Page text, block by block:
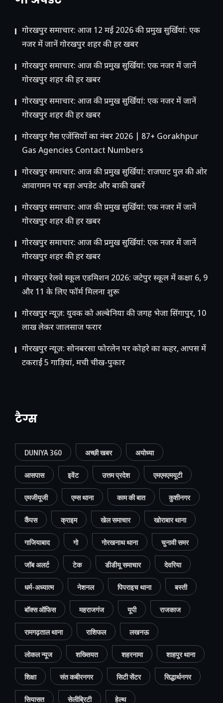
गोरखपुर समाचार: आज 12 मई 2026 की प्रमुख सुर्खियां: एक
नजर में जानें गोरखपुर शहर की हर खबर
गोरखपुर समाचार: आज की प्रमुख सुर्खियां: एक नजर में जानें
गोरखपुर शहर की हर खबर
गोरखपुर समाचार: आज की प्रमुख सुर्खियां: एक नजर में जानें
गोरखपुर शहर की हर खबर
गोरखपुर गैस एजेंसियों का नंबर 2026 | 87+ Gorakhpur
Gas Agencies Contact Numbers
गोरखपुर समाचार: आज की प्रमुख सुर्खियां: राजघाट पुल की ओर
आवागमन पर बड़ा अपडेट और बाकी खबरें
गोरखपुर समाचार: आज की प्रमुख सुर्खियां: एक नजर में जानें
गोरखपुर शहर की हर खबर
गोरखपुर समाचार: आज की प्रमुख सुर्खियां: एक नजर में जानें
गोरखपुर शहर की हर खबर
गोरखपुर रेलवे स्कूल एडमिशन 2026: जटेपुर स्कूल में कक्षा 6, 9
और 11 के लिए फॉर्म मिलना शुरू
गोरखपुर न्यूज़: युवक को अल्बेनिया की जगह भेजा सिंगापुर, 10
लाख लेकर जालसाज फरार
गोरखपुर न्यूज़: सोनबरसा फोरलेन पर कोहरे का कहर, आपस में
टकराईं 5 गाड़ियां, मची चीख-पुकार
टैग्स
DUNIYA 360 अच्छी खबर अयोध्या
आसपास इवेंट उत्तम प्रदेश एमएमएमयूटी
एमजीयूजी एम्स थाना काम की बात कुशीनगर
कैंपस क्राइम खेल समाचार खोराबार थाना
गाजियाबाद गो गोरखनाथ थाना चुनावी समर
जॉब अलर्ट टेक डीडीयू समाचार देवरिया
धर्म-अध्यात्म नेशनल पिपराइच थाना बस्ती
बॉक्स ऑफिस महराजगंज यूपी राजकाज
रामगढ़ताल थाना राशिफल लखनऊ
लोकल न्यूज शख्सियत शहरनामा शाहपुर थाना
शिक्षा संत कबीरनगर सिटी सेंटर सिद्धार्थनगर
सियासत सेलीब्रिटी हेल्थ